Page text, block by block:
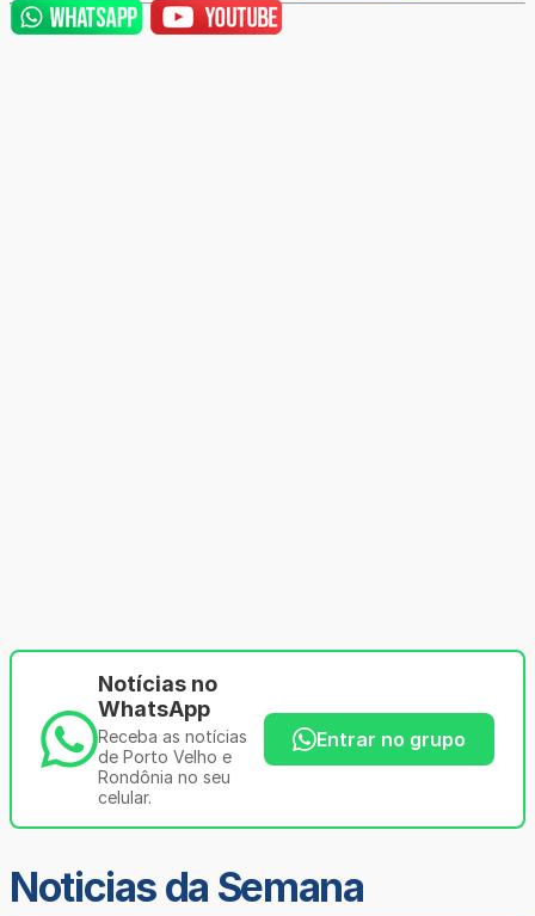
Notícias no
WhatsApp
Receba as notícias
de Porto Velho e
Rondônia no seu
celular.
Entrar no grupo
Noticias da Semana